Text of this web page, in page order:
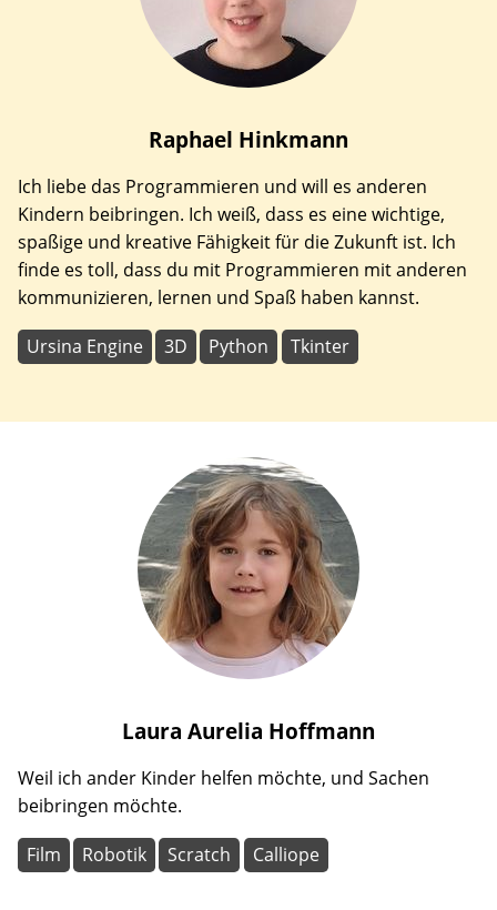
Raphael Hinkmann
Ich liebe das Programmieren und will es anderen
Kindern beibringen. Ich weiß, dass es eine wichtige,
spaßige und kreative Fähigkeit für die Zukunft ist. Ich
finde es toll, dass du mit Programmieren mit anderen
kommunizieren, lernen und Spaß haben kannst.
Ursina Engine 3D Python Tkinter
Laura Aurelia Hoffmann
Weil ich ander Kinder helfen möchte, und Sachen
beibringen möchte.
Film Robotik Scratch Calliope